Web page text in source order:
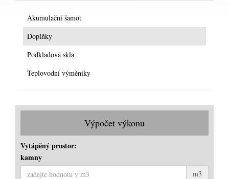
Akumulační šamot
Doplňky
Podkladová skla
Teplovodní výměníky
Výpočet výkonu
Vytápěný prostor:
kamny
m3